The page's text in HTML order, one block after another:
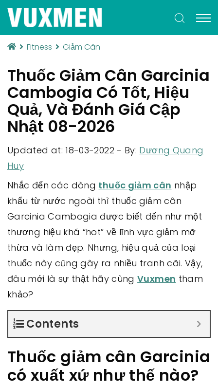
Fitness Giảm Cân
Thuốc Giảm Cân Garcinia
Cambogia Có Tốt, Hiệu
Quả, Và Đánh Giá Cập
Nhật 08-2026
Updated at: 18-03-2022 - By: Dương Quang
Huy
Nhắc đến các dòng thuốc giảm cân nhập
khẩu từ nước ngoài thì thuốc giảm cân
Garcinia Cambogia được biết đến như một
thương hiệu khá “hot” về lĩnh vực giảm mỡ
thừa và làm đẹp. Nhưng, hiệu quả của loại
thuốc này cũng gây ra nhiều tranh cãi. Vậy,
đâu mới là sự thật hãy cùngVuxmen tham
khảo?
Contents
Thuốc giảm cân Garcinia
có xuất xứ như thế nào?